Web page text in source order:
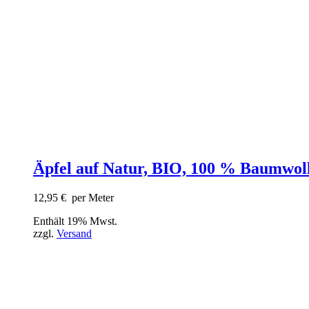
Äpfel auf Natur, BIO, 100 %
12,95 € per Meter
Enthält 19% Mwst.
zzgl. Versand